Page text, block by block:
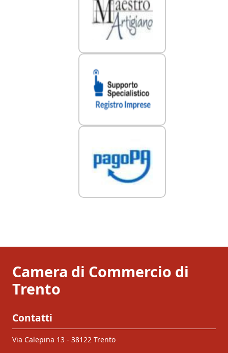
Camera di Commercio di
Trento
Contatti
Via Calepina 13 - 38122 Trento